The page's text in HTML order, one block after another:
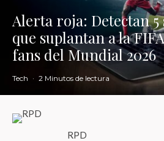
Alerta roja: Detectan 5
que suplantan a la
fans del Mundial 2026
Tech · 2 Minutos de lectura
RPD